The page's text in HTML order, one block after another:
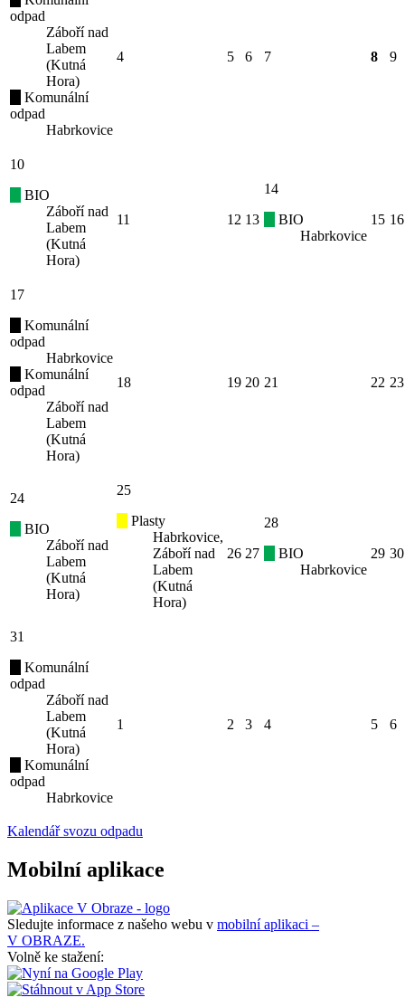
odpad
Záboří nad
Labem
(Kutná
Hora)
Komunální
odpad
Habrkovice
4 5 6 7 8 9
10
BIO
Záboří nad
Labem
(Kutná
Hora)
11 12 13
14
BIO
Habrkovice
15 16
17
Komunální
odpad
Habrkovice
Komunální
odpad
Záboří nad
Labem
(Kutná
Hora)
18 19 20 21 22 23
24
BIO
Záboří nad
Labem
(Kutná
Hora)
25
Plasty
Habrkovice,
Záboří nad
Labem
(Kutná
Hora)
26 27
28
BIO
Habrkovice
29 30
31
Komunální
odpad
Záboří nad
Labem
(Kutná
Hora)
Komunální
odpad
Habrkovice
1 2 3 4 5 6
Kalendář svozu odpadu
Mobilní aplikace
Sledujte informace z našeho webu v mobilní aplikaci –
V OBRAZE.
Volně ke stažení: